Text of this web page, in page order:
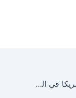
النماذج الصينية تهدد ريادة أمريكا في الذكاء الاصطناعي